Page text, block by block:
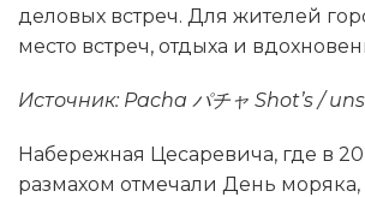
деловых встреч. Для жителей
место встреч, отдыха и
Источник: Pacha パチャ Shot’s /
Набережная Цесаревича, где в
размахом отмечали День моряка,